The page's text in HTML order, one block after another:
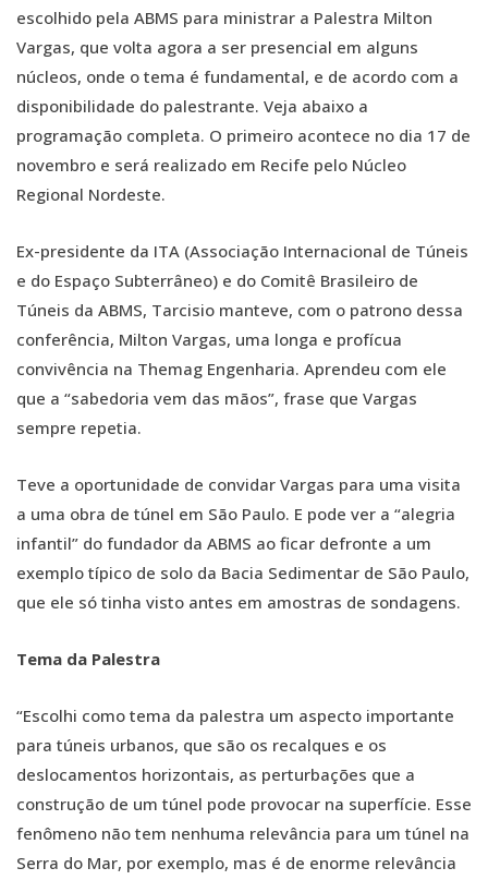
escolhido pela ABMS para ministrar a Palestra Milton
Vargas, que volta agora a ser presencial em alguns
núcleos, onde o tema é fundamental, e de acordo com a
disponibilidade do palestrante. Veja abaixo a
programação completa. O primeiro acontece no dia 17 de
novembro e será realizado em Recife pelo Núcleo
Regional Nordeste.
Ex-presidente da ITA (Associação Internacional de Túneis
e do Espaço Subterrâneo) e do Comitê Brasileiro de
Túneis da ABMS, Tarcisio manteve, com o patrono dessa
conferência, Milton Vargas, uma longa e profícua
convivência na Themag Engenharia. Aprendeu com ele
que a “sabedoria vem das mãos”, frase que Vargas
sempre repetia.
Teve a oportunidade de convidar Vargas para uma visita
a uma obra de túnel em São Paulo. E pode ver a “alegria
infantil” do fundador da ABMS ao ficar defronte a um
exemplo típico de solo da Bacia Sedimentar de São Paulo,
que ele só tinha visto antes em amostras de sondagens.
Tema da Palestra
“Escolhi como tema da palestra um aspecto importante
para túneis urbanos, que são os recalques e os
deslocamentos horizontais, as perturbações que a
construção de um túnel pode provocar na superfície. Esse
fenômeno não tem nenhuma relevância para um túnel na
Serra do Mar, por exemplo, mas é de enorme relevância